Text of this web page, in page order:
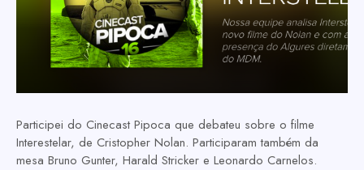
Participei do Cinecast Pipoca que debateu sobre o filme
Interestelar, de Cristopher Nolan. Participaram também da
mesa Bruno Gunter, Harald Stricker e Leonardo Carnelos.